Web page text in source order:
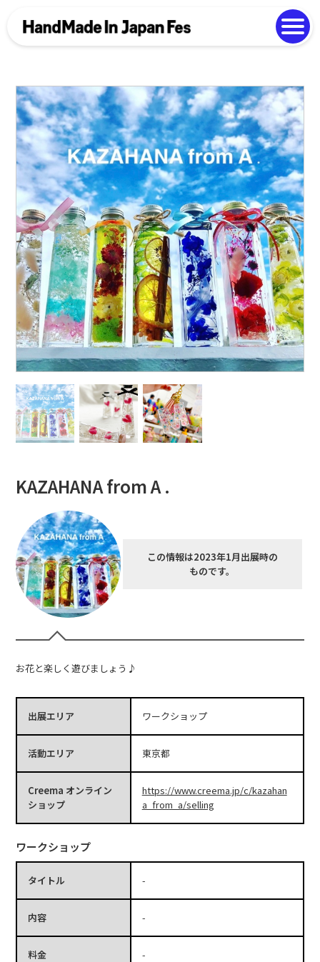
Photo Gallery
EN 中文
KAZAHANA from A .
この情報は2023年1月出展時の
ものです。
お花と楽しく遊びましょう♪
出展エリア ワークショップ
活動エリア 東京都
Creema オンライン
ショップ
https://www.creema.jp/c/kazahan
a_from_a/selling
ワークショップ
タイトル -
内容 -
料金 -